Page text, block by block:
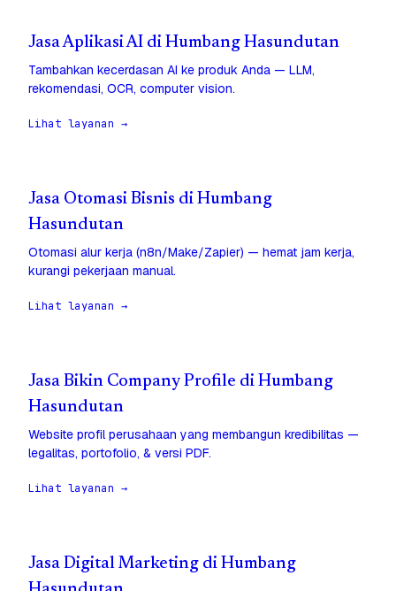
Jasa Aplikasi AI di Humbang Hasundutan
Tambahkan kecerdasan AI ke produk Anda — LLM,
rekomendasi, OCR, computer vision.
Lihat layanan →
Jasa Otomasi Bisnis di Humbang
Hasundutan
Otomasi alur kerja (n8n/Make/Zapier) — hemat jam kerja,
kurangi pekerjaan manual.
Lihat layanan →
Jasa Bikin Company Profile di Humbang
Hasundutan
Website profil perusahaan yang membangun kredibilitas —
legalitas, portofolio, & versi PDF.
Lihat layanan →
Jasa Digital Marketing di Humbang